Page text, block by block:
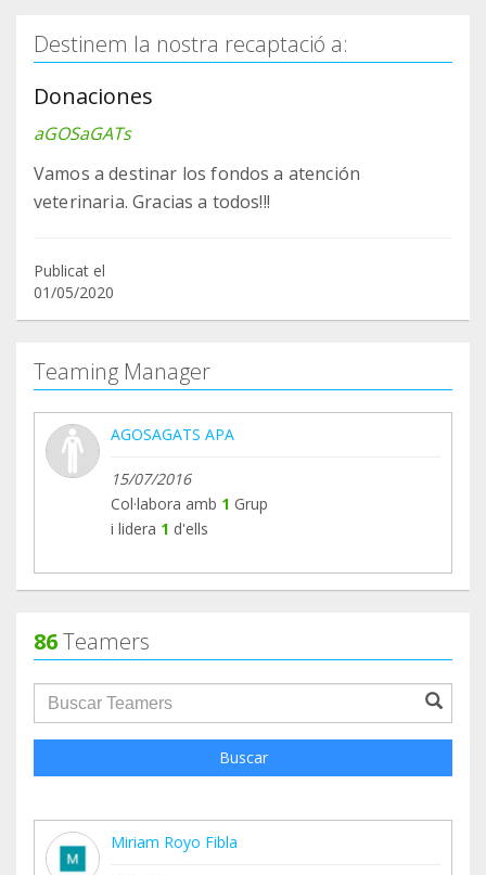
Destinem la nostra recaptació a:
Donaciones
aGOSaGATs
Vamos a destinar los fondos a atención
veterinaria. Gracias a todos!!!
Publicat el
01/05/2020
Teaming Manager
AGOSAGATS APA
15/07/2016
Col·labora amb 1 Grup
i lidera 1 d'ells
86Teamers
groupProfile.searchForm.search.text???
Buscar
Miriam Royo Fibla